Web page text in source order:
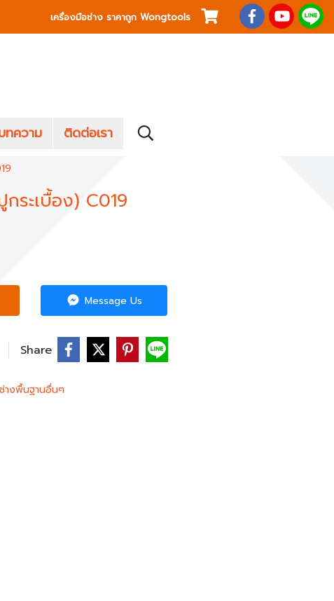
เครื่องมือช่าง ราคาถูก Wongtools
ทความ ติดต่อเรา
ระเบื้อง) C019
Message Us
Share
างพื้นฐานอื่นๆ